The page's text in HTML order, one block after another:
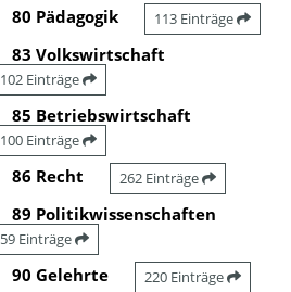
80 Pädagogik 113 Einträge
83 Volkswirtschaft
102 Einträge
85 Betriebswirtschaft
100 Einträge
86 Recht 262 Einträge
89 Politikwissenschaften
59 Einträge
90 Gelehrte 220 Einträge